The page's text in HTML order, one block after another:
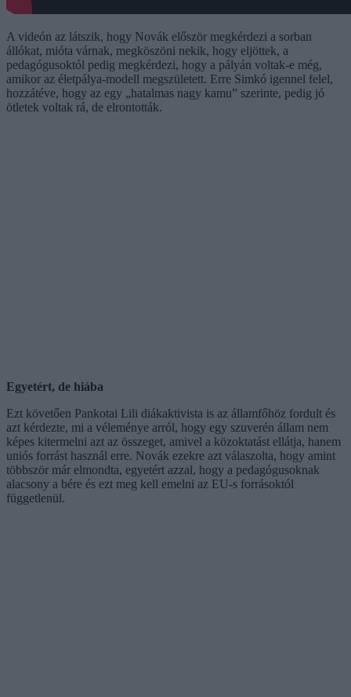
A videón az látszik, hogy Novák először megkérdezi a sorban
állókat, mióta várnak, megköszöni nekik, hogy eljöttek, a
pedagógusoktól pedig megkérdezi, hogy a pályán voltak-e még,
amikor az életpálya-modell megszületett. Erre Simkó igennel felel,
hozzátéve, hogy az egy „hatalmas nagy kamu” szerinte, pedig jó
ötletek voltak rá, de elrontották.
Egyetért, de hiába
Ezt követően Pankotai Lili diákaktivista is az államfőhöz fordult és
azt kérdezte, mi a véleménye arról, hogy egy szuverén állam nem
képes kitermelni azt az összeget, amivel a közoktatást ellátja, hanem
uniós forrást használ erre. Novák ezekre azt válaszolta, hogy amint
többször már elmondta, egyetért azzal, hogy a pedagógusoknak
alacsony a bére és ezt meg kell emelni az EU-s forrásoktól
függetlenül.